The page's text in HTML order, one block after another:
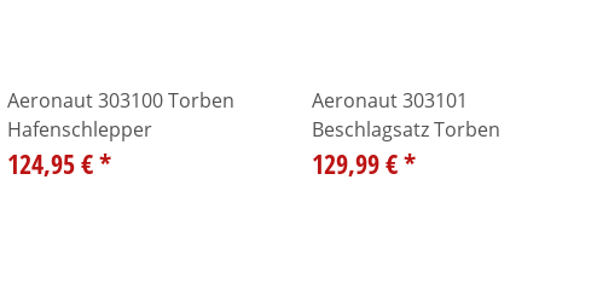
Aeronaut 303100 Torben
Hafenschlepper
124,95 €*
Aeronaut 303101
Beschlagsatz Torben
129,99 €*